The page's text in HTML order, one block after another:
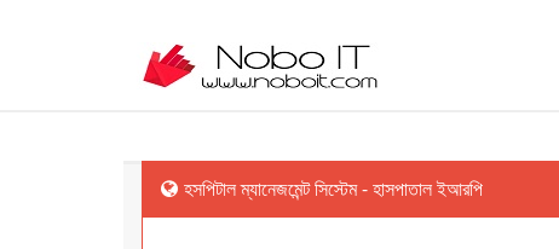
হসপিটাল ম্যানেজমেন্ট সিস্টেম - হাসপাতাল ইআরপি